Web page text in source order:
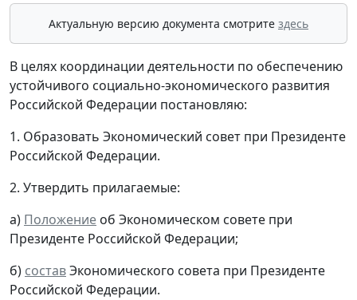
Актуальную версию документа смотрите здесь
В целях координации деятельности по обеспечению
устойчивого социально-экономического развития
Российской Федерации постановляю:
1. Образовать Экономический совет при Президенте
Российской Федерации.
2. Утвердить прилагаемые:
а) Положение об Экономическом совете при
Президенте Российской Федерации;
б) составЭкономического совета при Президенте
Российской Федерации.